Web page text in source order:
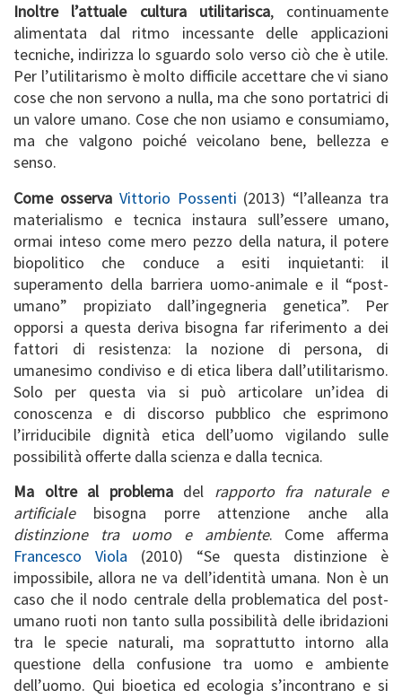
Inoltre l’attuale cultura utilitarisca, continuamente
alimentata dal ritmo incessante delle applicazioni
tecniche, indirizza lo sguardo solo verso ciò che è utile.
Per l’utilitarismo è molto difficile accettare che vi siano
cose che non servono a nulla, ma che sono portatrici di
un valore umano. Cose che non usiamo e consumiamo,
ma che valgono poiché veicolano bene, bellezza e
senso.
Come osserva Vittorio Possenti (2013) “l’alleanza tra
materialismo e tecnica instaura sull’essere umano,
ormai inteso come mero pezzo della natura, il potere
biopolitico che conduce a esiti inquietanti: il
superamento della barriera uomo-animale e il “post-
umano” propiziato dall’ingegneria genetica”. Per
opporsi a questa deriva bisogna far riferimento a dei
fattori di resistenza: la nozione di persona, di
umanesimo condiviso e di etica libera dall’utilitarismo.
Solo per questa via si può articolare un’idea di
conoscenza e di discorso pubblico che esprimono
l’irriducibile dignità etica dell’uomo vigilando sulle
possibilità offerte dalla scienza e dalla tecnica.
Ma oltre al problemadel rapporto fra naturale e
artificialebisogna porre attenzione anche alla
distinzione tra uomo e ambiente. Come afferma
Francesco Viola (2010) “Se questa distinzione è
impossibile, allora ne va dell’identità umana. Non è un
caso che il nodo centrale della problematica del post-
umano ruoti non tanto sulla possibilità delle ibridazioni
tra le specie naturali, ma soprattutto intorno alla
questione della confusione tra uomo e ambiente
dell’uomo. Qui bioetica ed ecologia s’incontrano e si